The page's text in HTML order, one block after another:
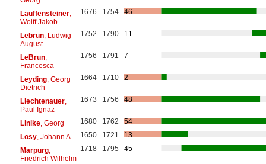
Lauffensteiner,
Wolff Jakob
1676 1754 46
Lebrun, Ludwig
August
1752 1790 11
LeBrun,
Francesca
1756 1791 7
Leyding, Georg
Dietrich
1664 1710 2
Liechtenauer,
Paul Ignaz
1673 1756 48
Linike, Georg 1680 1762
54
Losy, Johann A. 1650 1721
13
Marpurg,
Friedrich Wilhelm
1718 1795 45